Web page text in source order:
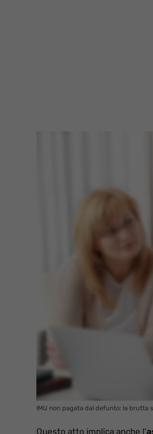
IMU non pagata dal defunto: la brutta
Questo atto implica anche l’